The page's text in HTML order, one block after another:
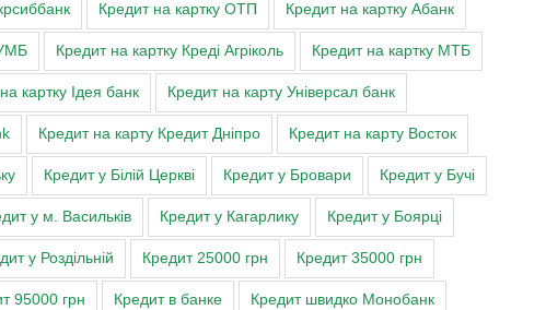
Кредит на картку ОТП Кредит на картку Абанк
Кредит на картку Креді Агріколь Кредит на картку МТБ
картку Ідея банк Кредит на карту Універсал банк
Кредит на карту Кредит Дніпро Кредит на карту Восток
Кредит у Білій Церкві Кредит у Бровари Кредит у Бучі
у м. Васильків Кредит у Кагарлику Кредит у Боярці
у Роздільній Кредит 25000 грн Кредит 35000 грн
95000 грн Кредит в банке Кредит швидко Монобанк